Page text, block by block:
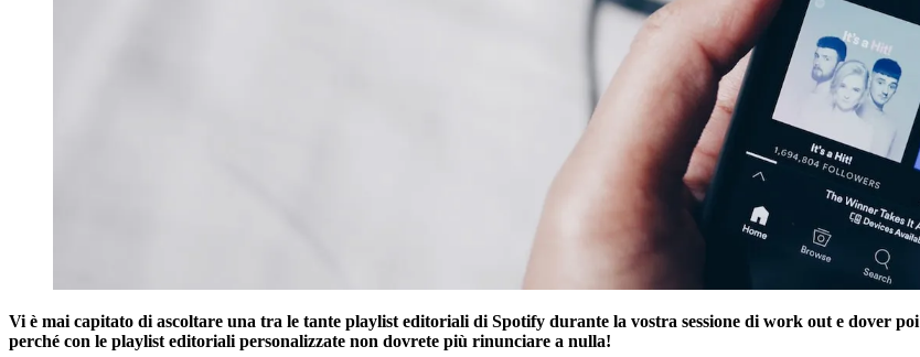
Vi è mai capitato di ascoltare una tra le tante playlist editoriali di Spotify durante la vostra sessione di work out e dover poi
perché con le playlist editoriali personalizzate non dovrete più rinunciare a nulla!